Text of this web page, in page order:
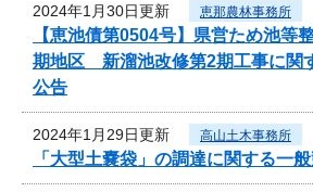
2024年1月30日更新 恵那農林事務所
【恵池債第0504号】県営ため池
期地区 新溜池改修第2期工事に関
公告
2024年1月29日更新 高山土木事務所
「大型土嚢袋」の調達に関する一